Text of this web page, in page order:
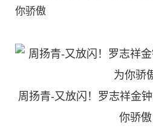
你骄傲
周扬青-又放闪！罗志祥金
你骄傲